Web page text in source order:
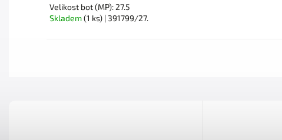
Velikost bot (MP): 27.5
Skladem(1 ks) | 391799/27.